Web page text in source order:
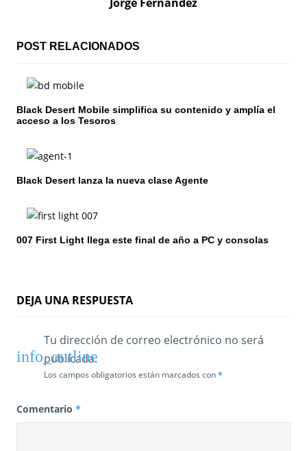
c
ó
n
d
e
e
n
a
a
POST RELACIONADOS
Black Desert Mobile simplifica su contenido y amplía el
acceso a los Tesoros
Black Desert lanza la nueva clase Agente
007 First Light llega este final de año a PC y consolas
DEJA UNA RESPUESTA
Tu dirección de correo electrónico no será
publicada.
Los campos obligatorios están marcados con*
Comentario *